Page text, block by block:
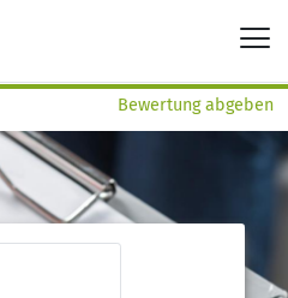
Bewertung abgeben